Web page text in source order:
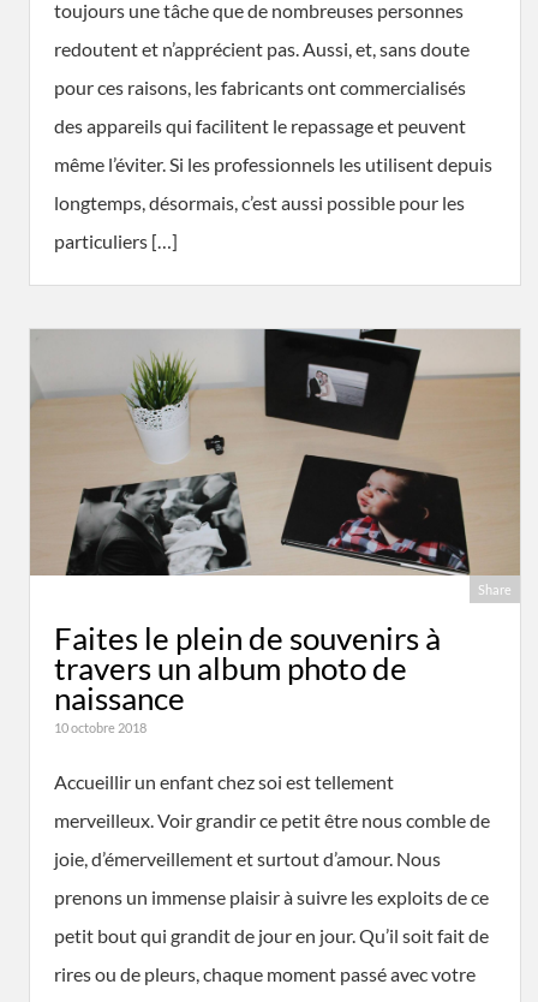
toujours une tâche que de nombreuses personnes
redoutent et n’apprécient pas. Aussi, et, sans doute
pour ces raisons, les fabricants ont commercialisés
des appareils qui facilitent le repassage et peuvent
même l’éviter. Si les professionnels les utilisent depuis
longtemps, désormais, c’est aussi possible pour les
particuliers […]
Share
Faites le plein de souvenirs à
travers un album photo de
naissance
10 octobre 2018
Accueillir un enfant chez soi est tellement
merveilleux. Voir grandir ce petit être nous comble de
joie, d’émerveillement et surtout d’amour. Nous
prenons un immense plaisir à suivre les exploits de ce
petit bout qui grandit de jour en jour. Qu’il soit fait de
rires ou de pleurs, chaque moment passé avec votre